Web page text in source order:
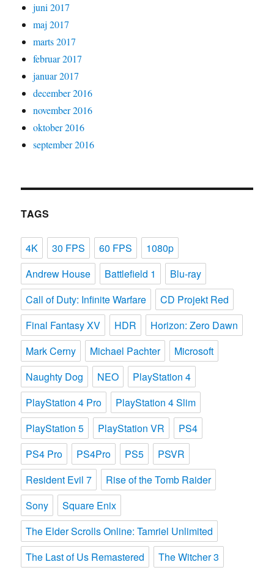
juni 2017
maj 2017
marts 2017
februar 2017
januar 2017
december 2016
november 2016
oktober 2016
september 2016
TAGS
4K 30 FPS 60 FPS
1080p
Andrew House
Battlefield 1
Blu-ray
Call of Duty: Infinite Warfare
CD Projekt Red
Final Fantasy XV
HDR
Horizon: Zero Dawn
Mark Cerny
Michael Pachter
Microsoft
Naughty Dog
NEO
PlayStation 4
PlayStation 4 Pro
PlayStation 4 Slim
PlayStation 5
PlayStation VR
PS4
PS4 Pro
PS4Pro PS5
PSVR
Resident Evil 7
Rise of the Tomb Raider
Sony
Square Enix
The Elder Scrolls Online: Tamriel Unlimited
The Last of Us Remastered
The Witcher 3